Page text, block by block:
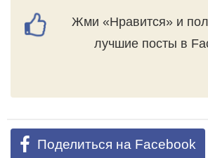
Жми «Нравится» и
лучшие посты в
Поделиться на Facebook